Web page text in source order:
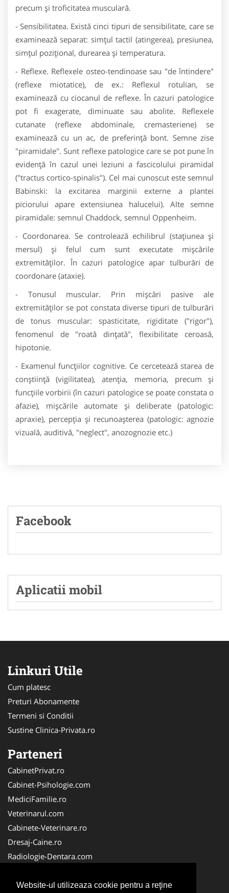
Website-ul utilizeaza cookie pentru a reţine
precum și troficitatea musculară.
- Sensibilitatea. Există cinci tipuri de sensibilitate, care se
examinează separat: simțul tactil (atingerea), presiunea,
simțul pozițional, durearea și temperatura.
- Reflexe. Reflexele osteo-tendinoase sau "de întindere"
(reflexe miotatice), de ex.: Reflexul rotulian, se
examinează cu ciocanul de reflexe. În cazuri patologice
pot fi exagerate, diminuate sau abolite. Reflexele
cutanate (reflexe abdominale, cremasteriene) se
examinează cu un ac, de preferință bont. Semne zise
"piramidale". Sunt reflexe patologice care se pot pune în
evidență în cazul unei leziuni a fascicolului piramidal
("tractus cortico-spinalis"). Cel mai cunoscut este semnul
Babinski: la excitarea marginii externe a plantei
piciorului apare extensiunea halucelui). Alte semne
piramidale: semnul Chaddock, semnul Oppenheim.
- Coordonarea. Se controlează echilibrul (stațiunea și
mersul) și felul cum sunt executate mișcările
extremităților. În cazuri patologice apar tulburări de
coordonare (ataxie).
- Tonusul muscular. Prin mișcări pasive ale
extremităților se pot constata diverse tipuri de tulburări
de tonus muscular: spasticitate, rigiditate ("rigor"),
fenomenul de "roată dințată", flexibilitate ceroasă,
hipotonie.
- Examenul funcțiilor cognitive. Ce cercetează starea de
conștiință (vigilitatea), atenția, memoria, precum și
funcțiile vorbirii (în cazuri patologice se poate constata o
afazie), mișcările automate și deliberate (patologic:
apraxie), percepția și recunoașterea (patologic: agnozie
vizuală, auditivă, "neglect", anozognozie etc.)
Facebook
Aplicatii mobil
Linkuri Utile
Cum platesc
Preturi Abonamente
Termeni si Conditii
Sustine Clinica-Privata.ro
Parteneri
CabinetPrivat.ro
Cabinet-Psihologie.com
MediciFamilie.ro
Veterinarul.com
Cabinete-Veterinare.ro
Dresaj-Caine.ro
Radiologie-Dentara.com
Cabinet-Individual.ro